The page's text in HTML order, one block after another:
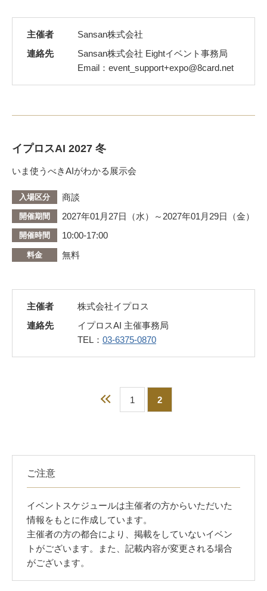
主催者
Sansan株式会社
連絡先
Sansan株式会社 Eightイベント事務局
Email：event_support+expo@8card.net
イプロスAI 2027 冬
いま使うべきAIがわかる展示会
入場区分 商談
開催期間 2027年01月27日（水）～2027年01月29日（金）
開催時間 10:00-17:00
料金 無料
主催者
株式会社イプロス
連絡先
イプロスAI 主催事務局
TEL： 03-6375-0870
1 2
ご注意
イベントスケジュールは主催者の方からいただいた
情報をもとに作成しています。
主催者の方の都合により、掲載をしていないイベン
トがございます。また、記載内容が変更される場合
がございます。